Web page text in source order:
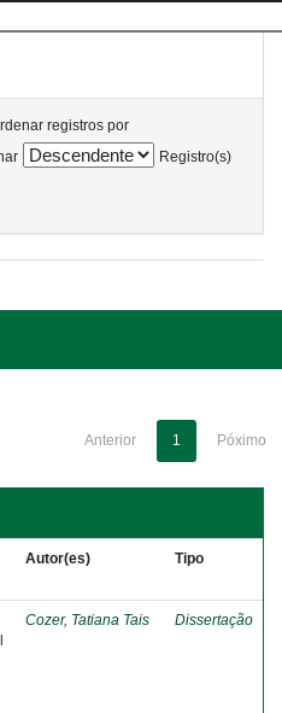
registros por
Registro(s)
Anterior 1 Póximo
Autor(es) Tipo
Cozer, Tatiana Tais Dissertação